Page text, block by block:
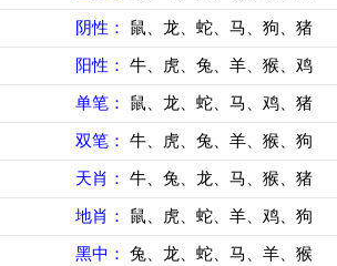
阴性： 鼠、龙、蛇、马、狗、猪
阳性： 牛、虎、兔、羊、猴、鸡
单笔： 鼠、龙、蛇、马、鸡、猪
双笔： 牛、虎、兔、羊、猴、狗
天肖： 牛、兔、龙、马、猴、猪
地肖： 鼠、虎、蛇、羊、鸡、狗
黑中： 兔、龙、蛇、马、羊、猴